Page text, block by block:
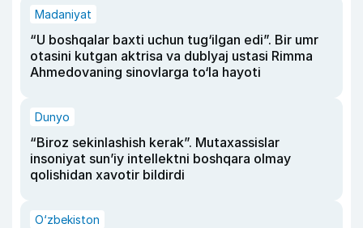
Madaniyat
“U boshqalar baxti uchun tug‘ilgan edi”. Bir umr
otasini kutgan aktrisa va dublyaj ustasi Rimma
Ahmedovaning sinovlarga to‘la hayoti
Dunyo
“Biroz sekinlashish kerak”. Mutaxassislar
insoniyat sun’iy intellektni boshqara olmay
qolishidan xavotir bildirdi
O‘zbekiston